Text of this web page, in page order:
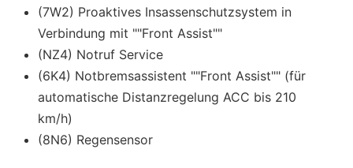
(7W2) Proaktives Insassenschutzsystem in
Verbindung mit ""Front Assist""
(NZ4) Notruf Service
(6K4) Notbremsassistent ""Front Assist"" (für
automatische Distanzregelung ACC bis 210
km/h)
(8N6) Regensensor